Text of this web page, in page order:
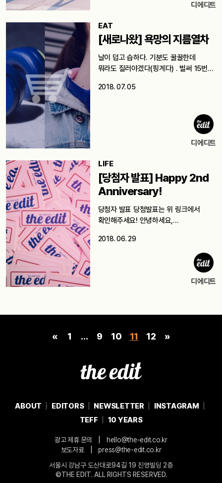
디에디트
EAT
[새로나왔] 욕망의 지름열차
날이 덥고 습하다. 기분도 꿀꿀한데
뭐라도 질러야겠다(핑계다) . 벌써 15번…
2018. 07. 05
디에디트
LIFE
[당첨자 발표] Happy 2nd
Anniversary!
당첨자 발표 당첨발표는 위 링크에서
확인해주세요! 안녕하세요,
2018. 06. 29
디에디트
« 1 … 9 10 11 12 »
ABOUT EDITORS NEWSLETTER
INSTAGRAM
TEFF
10 YEARS
광고 제휴 문의
hello@the-edit.co.kr
보도자료
press@the-edit.co.kr
서울시 강남구 도산대로94길 19 진영빌딩 2층
©THE EDIT. ALL RIGHTS RESERVED.